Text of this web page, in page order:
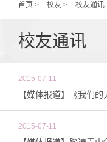
首页 > 校友 > 校友通讯
校友通讯
2015-07-11
【媒体报道】《我们
2015-07-11